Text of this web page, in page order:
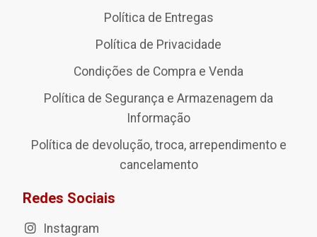
Política de Entregas
Política de Privacidade
Condições de Compra e Venda
Política de Segurança e Armazenagem da
Informação
Política de devolução, troca, arrependimento e
cancelamento
Redes Sociais
Instagram